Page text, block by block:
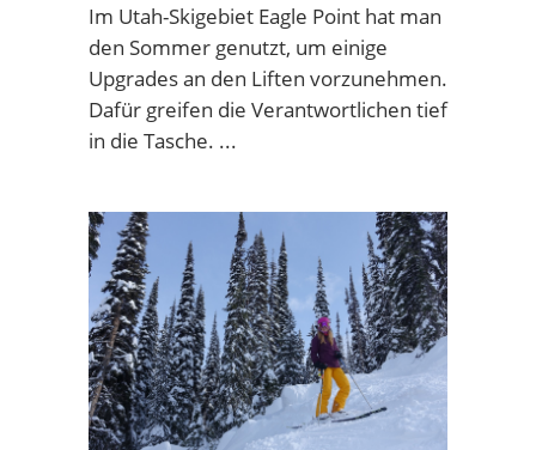
Im Utah-Skigebiet Eagle Point hat man
den Sommer genutzt, um einige
Upgrades an den Liften vorzunehmen.
Dafür greifen die Verantwortlichen tief
in die Tasche.